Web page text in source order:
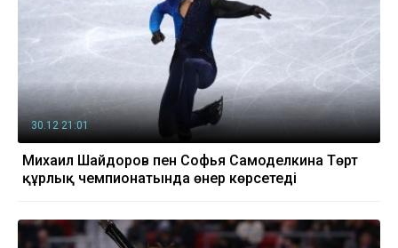
30.12 21:01
Михаил Шайдоров пен Софья Самоделкина Төрт
құрлық чемпионатында өнер көрсетеді